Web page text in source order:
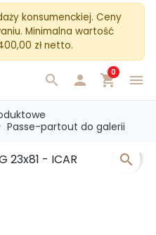
konsumenckiej. Ceny
Minimalna wartość
zł netto.
menu
search  shopping_cart
0
Passe-partout do galerii
search